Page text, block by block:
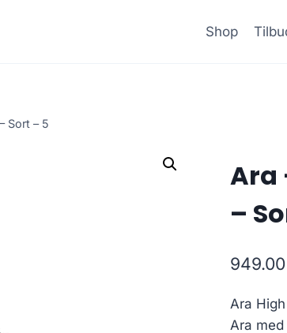
Shop
Sort – 5
Ara
–
949.00
Ara
Ara